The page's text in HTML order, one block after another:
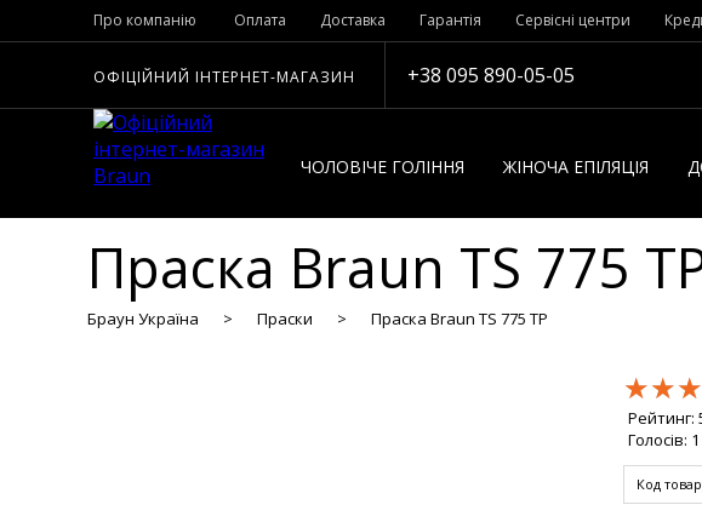
Про компанію Оплата Доставка Гарантія Сервісні центри
ОФІЦІЙНИЙ ІНТЕРНЕТ-МАГАЗИН +38 095 890-05-05
ЧОЛОВІЧЕ ГОЛІННЯ ЖІНОЧА ЕПІЛЯЦІЯ
Праска Braun TS 775
Браун Україна Праски Праска Braun TS 775 TP
Рейтинг:
Голосів: 1
Код